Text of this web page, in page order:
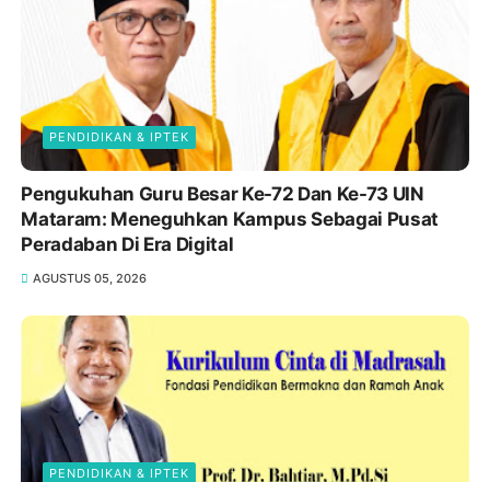
PENDIDIKAN & IPTEK
Pengukuhan Guru Besar Ke-72 Dan Ke-73 UIN
Mataram: Meneguhkan Kampus Sebagai Pusat
Peradaban Di Era Digital
AGUSTUS 05, 2026
PENDIDIKAN & IPTEK